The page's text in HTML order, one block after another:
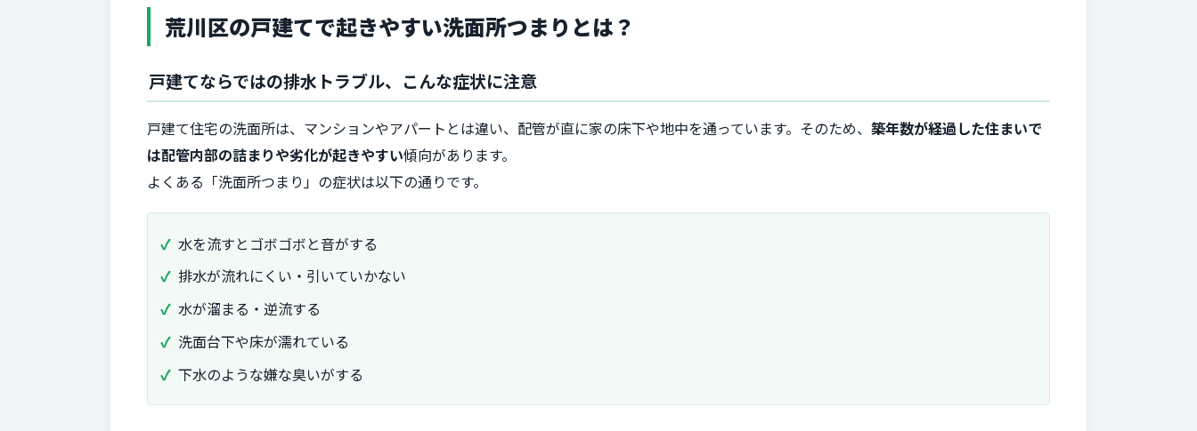
荒川区の戸建てで起きやすい洗面所つまりとは？
戸建てならではの排水トラブル、こんな症状に注意
戸建て住宅の洗面所は、マンションやアパートとは違い、配管が直に家の床下や地中を通っています。そのため、 築年数が経過した住まいで
は配管内部の詰まりや劣化が起きやすい傾向があります。
よくある「洗面所つまり」の症状は以下の通りです。
水を流すとゴボゴボと音がする
排水が流れにくい・引いていかない
水が溜まる・逆流する
洗面台下や床が濡れている
下水のような嫌な臭いがする